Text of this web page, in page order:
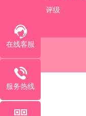
评级
在线客服
服务热线